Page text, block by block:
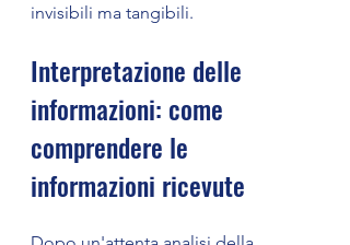
invisibili ma tangibili.
Interpretazione delle
informazioni: come
comprendere le
informazioni ricevute